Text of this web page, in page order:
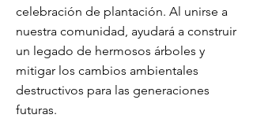
celebración de plantación. Al unirse a
nuestra comunidad, ayudará a construir
un legado de hermosos árboles y
mitigar los cambios ambientales
destructivos para las generaciones
futuras.